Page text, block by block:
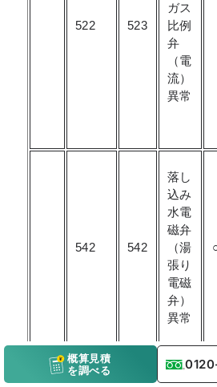
522 523
ガス
比例
弁
（電
流）
異常
542 542
落し
込み
水電
磁弁
（湯
張り
電磁
弁）
異常
概算見積
を調べる